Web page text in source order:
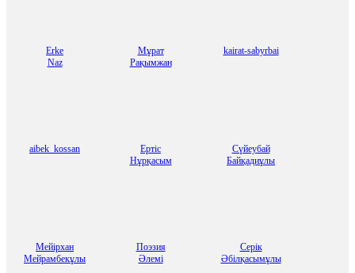
Erke
Naz
Мұрат
Рақымжан
kairat-sabyrbai
aibek_kossan
Ертіс
Нұрқасым
Сүйеубай
Байқадиұлы
Мейірхан
Мейрамбекұлы
Поэзия
Әлемі
Серік
Әбілқасымұлы